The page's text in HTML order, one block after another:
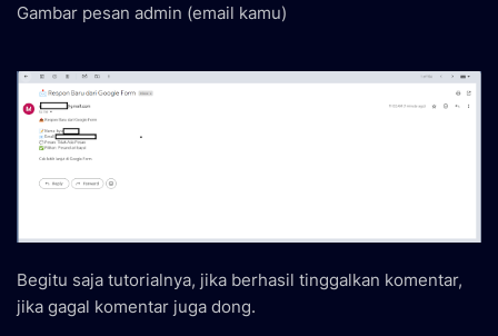
Gambar pesan admin (email kamu)
Begitu saja tutorialnya, jika berhasil tinggalkan komentar,
jika gagal komentar juga dong.